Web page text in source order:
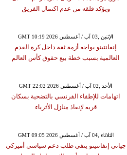
ويؤكد قلقه من عدم اكتمال الفريق
GMT 10:19 2026 الإثنين ,03 آب / أغسطس
إنفانتينو يواجه أزمة ثقة داخل كرة القدم
العالمية بسبب خطة بيع حقوق كأس العالم
GMT 22:02 2026 الأحد ,02 آب / أغسطس
اتهامات للإطفاء الفرنسي بالتضحية بسكان
قرية لإنقاذ منازل الأثرياء
GMT 09:05 2026 الثلاثاء ,04 آب / أغسطس
جياني إنفانتينو ينفي طلب دعم سياسي أميركي